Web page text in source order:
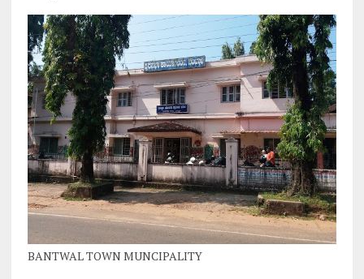
BANTWAL TOWN MUNCIPALITY